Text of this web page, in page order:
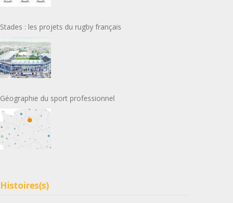
Stades : les projets du rugby français
Géographie du sport professionnel
Histoires(s)